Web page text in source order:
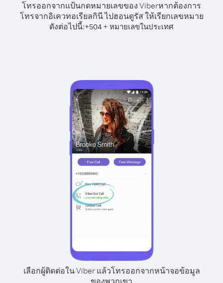
โทรออกจากแป้นกดหมายเลขของ Viberหากต้องการ
โทรจากอิเควทอเรียลกินี ไปฮอนดูรัส ให้เรียกเลขหมาย
ดังต่อไปนี้:+504 + หมายเลขในประเทศ
เลือกผู้ติดต่อใน Viber แล้วโทรออกจากหน้าจอข้อมูล
ของพวกเขา